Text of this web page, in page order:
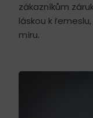
zákazníkům
láskou k
míru.